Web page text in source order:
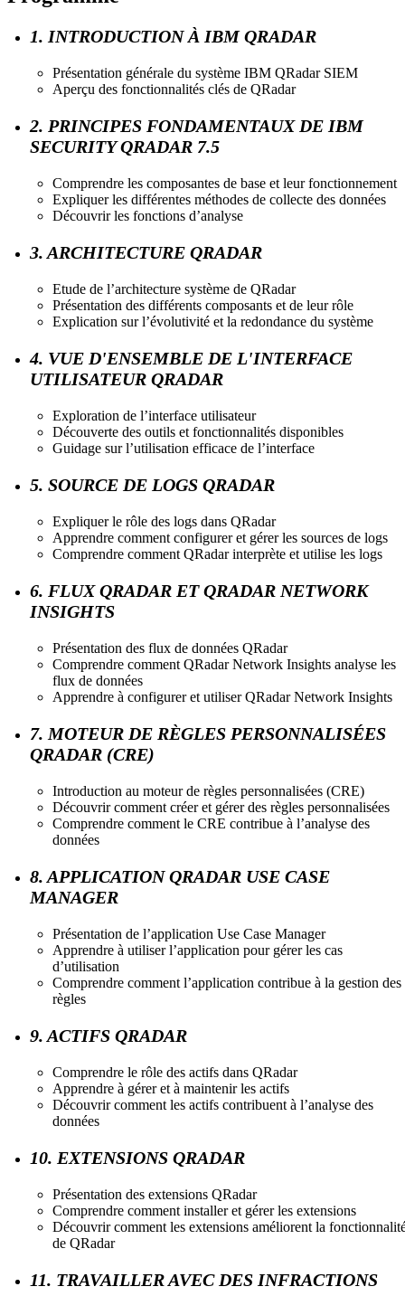
1. INTRODUCTION À IBM QRADAR
Présentation générale du système IBM QRadar SIEM
Aperçu des fonctionnalités clés de QRadar
2. PRINCIPES FONDAMENTAUX DE IBM
SECURITY QRADAR 7.5
Comprendre les composantes de base et leur fonctionnement
Expliquer les différentes méthodes de collecte des données
Découvrir les fonctions d’analyse
3. ARCHITECTURE QRADAR
Etude de l’architecture système de QRadar
Présentation des différents composants et de leur rôle
Explication sur l’évolutivité et la redondance du système
4. VUE D'ENSEMBLE DE L'INTERFACE
UTILISATEUR QRADAR
Exploration de l’interface utilisateur
Découverte des outils et fonctionnalités disponibles
Guidage sur l’utilisation efficace de l’interface
5. SOURCE DE LOGS QRADAR
Expliquer le rôle des logs dans QRadar
Apprendre comment configurer et gérer les sources de logs
Comprendre comment QRadar interprète et utilise les logs
6. FLUX QRADAR ET QRADAR NETWORK
INSIGHTS
Présentation des flux de données QRadar
Comprendre comment QRadar Network Insights analyse les
flux de données
Apprendre à configurer et utiliser QRadar Network Insights
7. MOTEUR DE RÈGLES PERSONNALISÉES
QRADAR (CRE)
Introduction au moteur de règles personnalisées (CRE)
Découvrir comment créer et gérer des règles personnalisées
Comprendre comment le CRE contribue à l’analyse des
données
8. APPLICATION QRADAR USE CASE
MANAGER
Présentation de l’application Use Case Manager
Apprendre à utiliser l’application pour gérer les cas
d’utilisation
Comprendre comment l’application contribue à la gestion des
règles
9. ACTIFS QRADAR
Comprendre le rôle des actifs dans QRadar
Apprendre à gérer et à maintenir les actifs
Découvrir comment les actifs contribuent à l’analyse des
données
10. EXTENSIONS QRADAR
Présentation des extensions QRadar
Comprendre comment installer et gérer les extensions
Découvrir comment les extensions améliorent la
de QRadar
11. TRAVAILLER AVEC DES INFRACTIONS